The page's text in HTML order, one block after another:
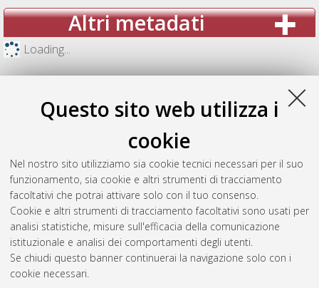
Questo sito web utilizza i
cookie
Nel nostro sito utilizziamo sia cookie tecnici necessari per il suo
funzionamento, sia cookie e altri strumenti di tracciamento
facoltativi che potrai attivare solo con il tuo consenso.
Cookie e altri strumenti di tracciamento facoltativi sono usati per
analisi statistiche, misure sull'efficacia della comunicazione
istituzionale e analisi dei comportamenti degli utenti.
Se chiudi questo banner continuerai la navigazione solo con i
cookie necessari.
Altri metadati
Loading...
Gestione del documento: